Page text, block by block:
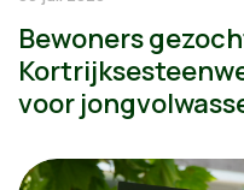
Bewoners
voor